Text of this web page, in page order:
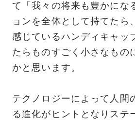
て「我々の将来も豊かにな
ョンを全体として持てたら
感じているハンディキャッ
たらものすごく小さなもの
かと思います。
テクノロジーによって人間
る進化がヒントとなりステ